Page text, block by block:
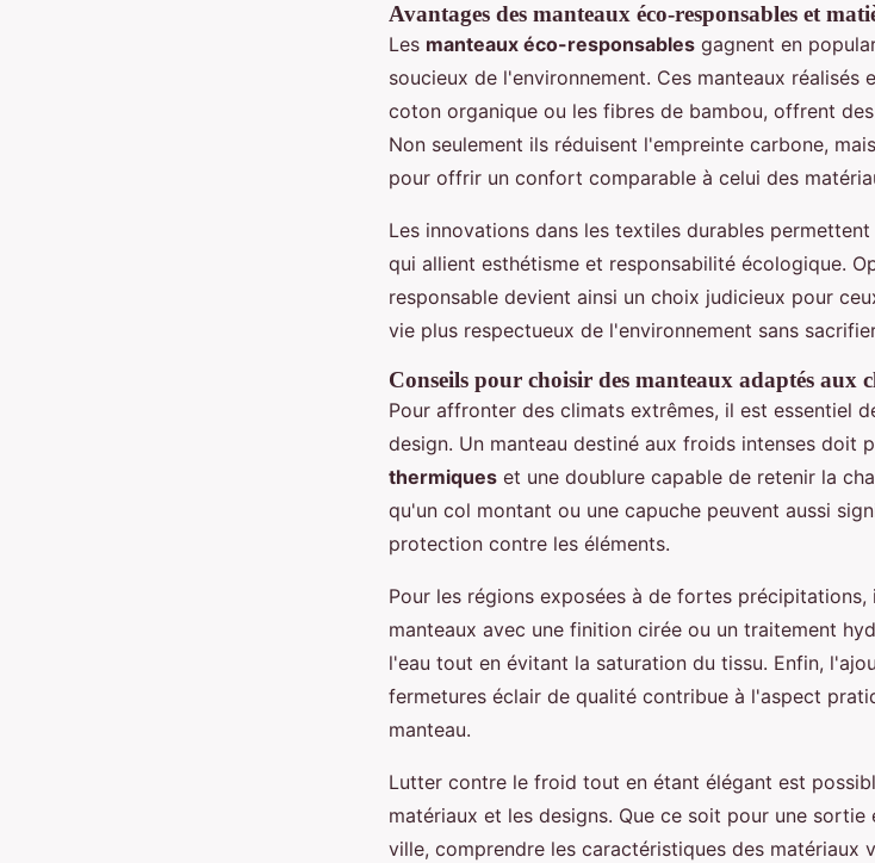
Avantages des manteaux éco-responsables et
Les manteaux éco-responsables gagnent en
soucieux de l'environnement. Ces manteaux réalisés
coton organique ou les fibres de bambou, offrent
Non seulement ils réduisent l'empreinte carbone,
pour offrir un confort comparable à celui des
Les innovations dans les textiles durables
qui allient esthétisme et responsabilité écologique.
responsable devient ainsi un choix judicieux pour
vie plus respectueux de l'environnement sans
Conseils pour choisir des manteaux adaptés aux
Pour affronter des climats extrêmes, il est essentiel
design. Un manteau destiné aux froids intenses doit
thermiques et une doublure capable de retenir la
qu'un col montant ou une capuche peuvent aussi
protection contre les éléments.
Pour les régions exposées à de fortes
manteaux avec une finition cirée ou un traitement
l'eau tout en évitant la saturation du tissu. Enfin,
fermetures éclair de qualité contribue à l'aspect
manteau.
Lutter contre le froid tout en étant élégant est
matériaux et les designs. Que ce soit pour une
ville, comprendre les caractéristiques des matériaux